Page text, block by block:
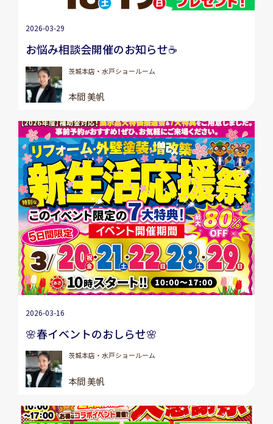
2026-03-29
お悩み相談会開催のお知らせ☕
茨城本店・水戸ショールーム
本間 美帆
2026-03-16
🌸春イベントのおしらせ🌸
茨城本店・水戸ショールーム
本間 美帆